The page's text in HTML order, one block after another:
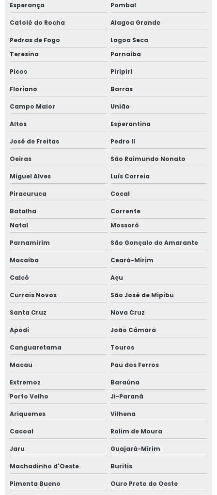
Esperança Pombal
Catolé do Rocha Alagoa Grande
Pedras de Fogo
Lagoa Seca
Teresina
Parnaíba
Picos Piripiri
Floriano Barras
Campo Maior União
Altos Esperantina
José de Freitas Pedro II
Oeiras São Raimundo Nonato
Miguel Alves Luís Correia
Piracuruca Cocal
Batalha
Corrente
Natal
Mossoró
Parnamirim São Gonçalo do Amarante
Macaíba Ceará-Mirim
Caicó Açu
Currais Novos São José de Mipibu
Santa Cruz Nova Cruz
Apodi João Câmara
Canguaretama Touros
Macau Pau dos Ferros
Extremoz
Baraúna
Porto Velho
Ji-Paraná
Ariquemes Vilhena
Cacoal Rolim de Moura
Jaru Guajará-Mirim
Machadinho d'Oeste Buritis
Pimenta Bueno Ouro Preto do Oeste